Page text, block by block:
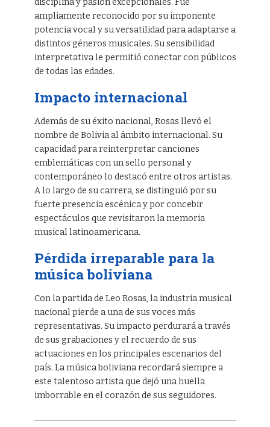
ampliamente reconocido por su imponente
potencia vocal y su versatilidad para adaptarse a
distintos géneros musicales. Su sensibilidad
interpretativa le permitió conectar con públicos
de todas las edades.
Impacto internacional
Además de su éxito nacional, Rosas llevó el
nombre de Bolivia al ámbito internacional. Su
capacidad para reinterpretar canciones
emblemáticas con un sello personal y
contemporáneo lo destacó entre otros artistas.
A lo largo de su carrera, se distinguió por su
fuerte presencia escénica y por concebir
espectáculos que revisitaron la memoria
musical latinoamericana.
Pérdida irreparable para la
música boliviana
Con la partida de Leo Rosas, la industria musical
nacional pierde a una de sus voces más
representativas. Su impacto perdurará a través
de sus grabaciones y el recuerdo de sus
actuaciones en los principales escenarios del
país. La música boliviana recordará siempre a
este talentoso artista que dejó una huella
imborrable en el corazón de sus seguidores.